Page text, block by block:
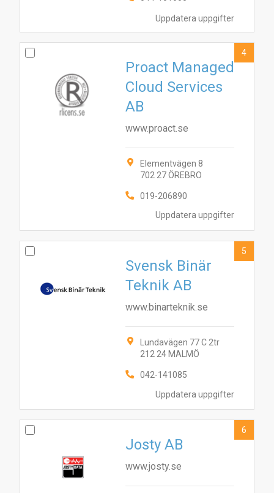
Uppdatera uppgifter
Uppdatera uppgifter
Proact Managed
Cloud Services
AB
www.proact.se
Elementvägen 8
702 27 ÖREBRO
019-206890
4
Uppdatera uppgifter
Svensk Binär
Teknik AB
www.binarteknik.se
Lundavägen 77 C 2tr
212 24 MALMÖ
042-141085
5
Josty AB
www.josty.se
6